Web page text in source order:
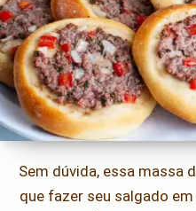
Sem dúvida, essa massa
que fazer seu salgado